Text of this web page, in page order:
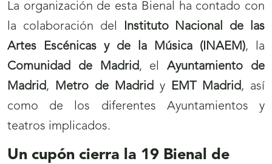
La organización de esta Bienal ha contado con
la colaboración del
Instituto Nacional de las
Artes Escénicas y de la Música (INAEM), la
Comunidad de Madrid, elAyuntamiento de
Madrid, Metro de Madrid y EMT Madrid, así
como de los diferentes Ayuntamientos y
teatros implicados.
Un cupón cierra la 19 Bienal de